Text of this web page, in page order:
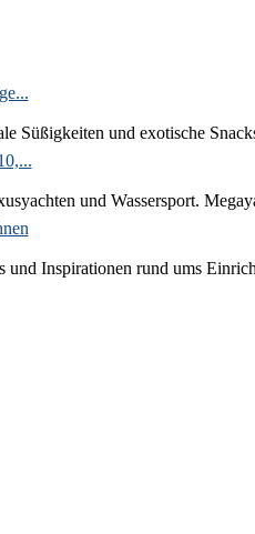
Süßigkeiten und exotische
und Wassersport.
Inspirationen rund ums